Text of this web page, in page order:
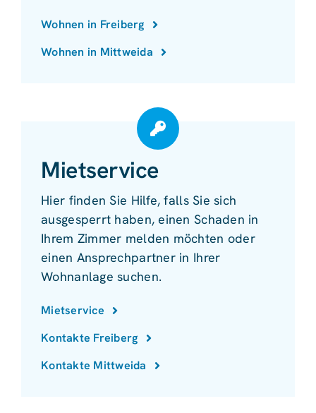
Wohnen in Freiberg
Wohnen in Mittweida
Mietservice
Hier finden Sie Hilfe, falls Sie sich
ausgesperrt haben, einen Schaden in
Ihrem Zimmer melden möchten oder
einen Ansprechpartner in Ihrer
Wohnanlage suchen.
Mietservice
Kontakte Freiberg
Kontakte Mittweida